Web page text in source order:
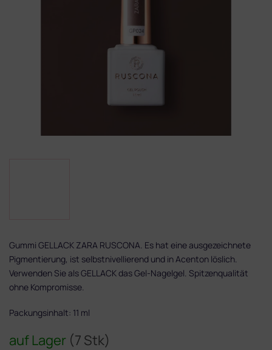
auf Lager (7 Stk)
Gummi GELLACK ZARA RUSCONA. Es hat eine ausgezeichnete
Pigmentierung, ist selbstnivellierend und in Acenton löslich.
Verwenden Sie als GELLACK das Gel-Nagelgel. Spitzenqualität
ohne Kompromisse.
Packungsinhalt: 11 ml